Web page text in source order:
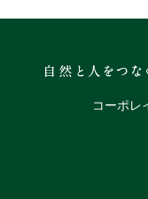
コーポレ